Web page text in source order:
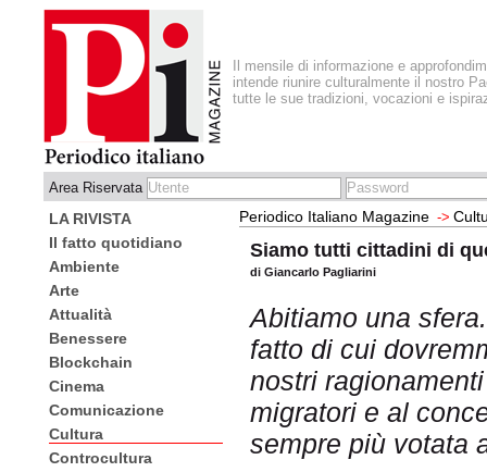
Il mensile di informazione e
intende riunire culturalmente il nostro
tutte le sue tradizioni, vocazioni e
Area Riservata
LA RIVISTA
Il fatto quotidiano
Ambiente
Arte
Attualità
Benessere
Blockchain
Cinema
Comunicazione
Cultura
Controcultura
Periodico Italiano Magazine ->
Siamo tutti cittadini di
di Giancarlo Pagliarini
Abitiamo una
fatto di cui
nostri
migratori e al
sempre più votata